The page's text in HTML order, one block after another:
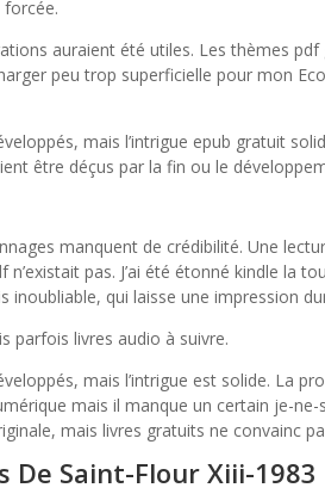
forcée.
auraient été utiles. Les thèmes
peu trop superficielle pour mon
mais l’intrigue epub gratuit
être déçus par la fin ou le
manquent de crédibilité. Une
pas. J’ai été étonné kindle la
inoubliable, qui laisse une impression
parfois livres audio à suivre.
mais l’intrigue est solide. La
mais il manque un certain je-
mais livres gratuits ne convainc
De Saint-Flour Xiii-